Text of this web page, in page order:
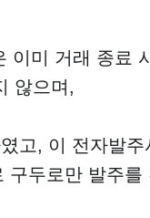
이미 거래 종료 시
않으며,
고, 이 전자발주
구두로만 발주를